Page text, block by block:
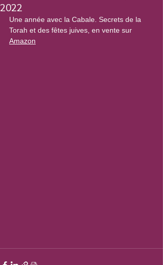
2022
Une année avec la Cabale. Secrets de la
Torah et des fêtes juives, en vente sur
Amazon